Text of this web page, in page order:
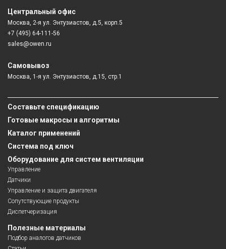
Центральный офис
Москва, 2-я ул. Энтузиастов, д.5, корп.5
+7 (495) 64-111-56
sales@owen.ru
Самовывоз
Москва, 1-я ул. Энтузиастов, д.15, стр.1
Составьте спецификацию
Готовые макросы и алгоритмы
Каталог применений
Система под ключ
Оборудование для систем вентиляции
Управление
Датчики
Управление и защита двигателя
Сопутствующие продукты
Диспетчеризация
Полезные материалы
Подбор аналогов датчиков